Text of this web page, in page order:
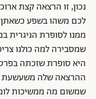
נכון, זו הרצאה קצת
לכם משהו בשפע כשאתן
ממנו לסופרת הניגרית
שמסבירה למה כולנו
ההרצאה שלה משעשעת
שמשום מה ממשיכות